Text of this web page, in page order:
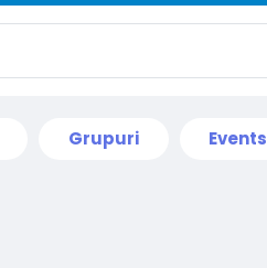
Grupuri Events